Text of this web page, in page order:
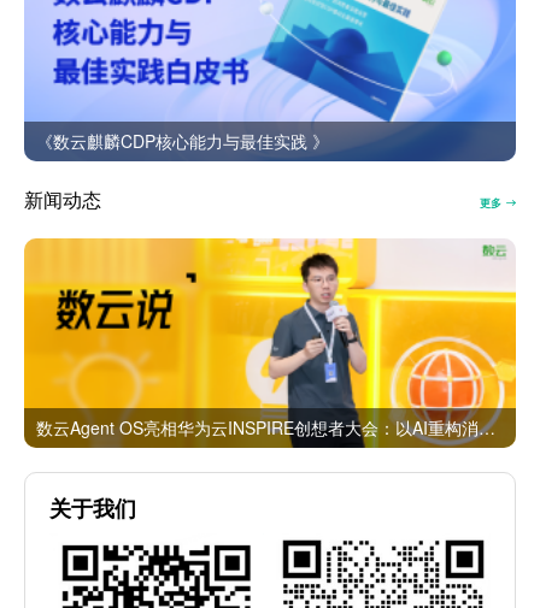
《数云麒麟CDP核心能力与最佳实践 》
新闻动态 更多
数云Agent OS亮相华为云INSPIRE创想者大会：以AI重构消费者运营与零售营销新范式
关于我们